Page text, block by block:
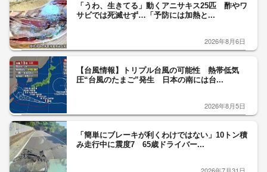
「うわ、生きてる」動くアニサキス25匹 酢やワ
サビでは死滅せず…「予防には加熱と...
2026年8月6日
【台風情報】トリプル台風の可能性 熱帯低気
圧“台風のたまご”発生 日本の南には台...
2026年8月5日
「簡単にブレーキが利くわけではない」10トン積
み走行中に震度7 65歳ドライバー...